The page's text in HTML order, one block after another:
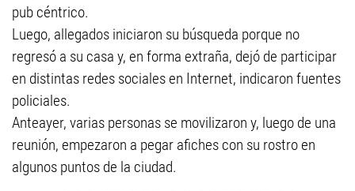
pub céntrico.
Luego, allegados iniciaron su búsqueda porque no
regresó a su casa y, en forma extraña, dejó de participar
en distintas redes sociales en Internet, indicaron fuentes
policiales.
Anteayer, varias personas se movilizaron y, luego de una
reunión, empezaron a pegar afiches con su rostro en
algunos puntos de la ciudad.